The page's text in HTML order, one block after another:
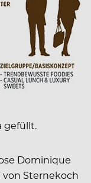
gefüllt.
Dominique
von Sternekoch